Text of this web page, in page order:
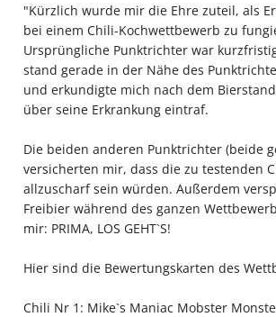
"Kürzlich wurde mir die Ehre zuteil, als
bei einem Chili-Kochwettbewerb zu
Ursprüngliche Punktrichter war
stand gerade in der Nähe des
und erkundigte mich nach dem
über seine Erkrankung eintraf.
Die beiden anderen Punktrichter (beide
versicherten mir, dass die zu testenden
allzuscharf sein würden. Außerdem
Freibier während des ganzen
mir: PRIMA, LOS GEHT`S!
Hier sind die Bewertungskarten des
Chili Nr 1: Mike`s Maniac Mobster